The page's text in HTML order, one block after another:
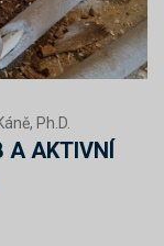
Ph.D.
A AKTIVNÍ